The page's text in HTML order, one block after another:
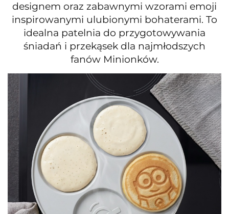
designem oraz zabawnymi wzorami emoji
inspirowanymi ulubionymi bohaterami. To
idealna patelnia do przygotowywania
śniadań i przekąsek dla najmłodszych
fanów Minionków.